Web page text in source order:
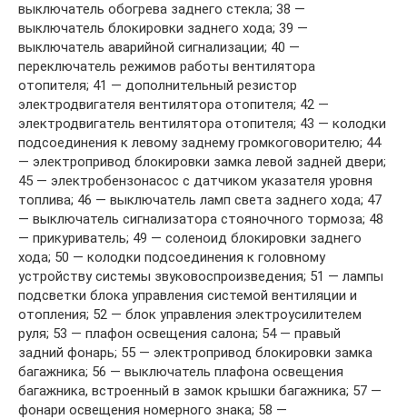
выключатель обогрева заднего стекла; 38 —
выключатель блокировки заднего хода; 39 —
выключатель аварийной сигнализации; 40 —
переключатель режимов работы вентилятора
отопителя; 41 — дополнительный резистор
электродвигателя вентилятора отопителя; 42 —
электродвигатель вентилятора отопителя; 43 — колодки
подсоединения к левому заднему громкоговорителю; 44
— электропривод блокировки замка левой задней двери;
45 — электробензонасос с датчиком указателя уровня
топлива; 46 — выключатель ламп света заднего хода; 47
— выключатель сигнализатора стояночного тормоза; 48
— прикуриватель; 49 — соленоид блокировки заднего
хода; 50 — колодки подсоединения к головному
устройству системы звуковоспроизведения; 51 — лампы
подсветки блока управления системой вентиляции и
отопления; 52 — блок управления электроусилителем
руля; 53 — плафон освещения салона; 54 — правый
задний фонарь; 55 — электропривод блокировки замка
багажника; 56 — выключатель плафона освещения
багажника, встроенный в замок крышки багажника; 57 —
фонари освещения номерного знака; 58 —